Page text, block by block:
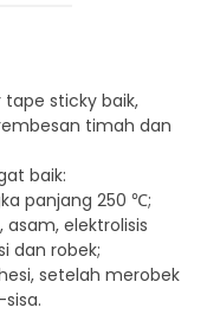
sticky baik,
timah dan
baik:
panjang 250 ℃;
asam, elektrolisis
dan robek;
setelah merobek